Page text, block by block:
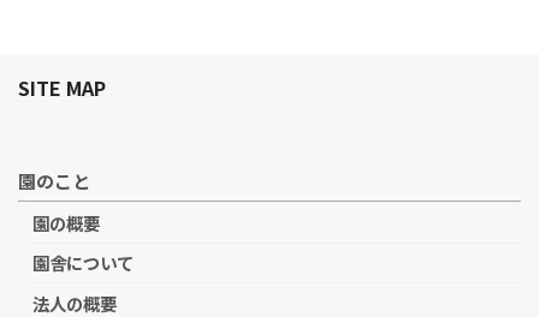
SITE MAP
園のこと
園の概要
園舎について
法人の概要